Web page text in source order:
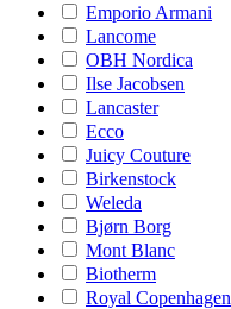
Emporio Armani
Lancome
OBH Nordica
Ilse Jacobsen
Lancaster
Ecco
Juicy Couture
Birkenstock
Weleda
Bjørn Borg
Mont Blanc
Biotherm
Royal Copenhagen